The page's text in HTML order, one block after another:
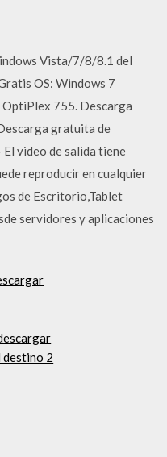
Vista/7/8/8.1 del
OS: Windows 7
755. Descarga
gratuita de
El video de salida tiene
reproducir en cualquier
de Escritorio,Tablet
servidores y aplicaciones
destino 2